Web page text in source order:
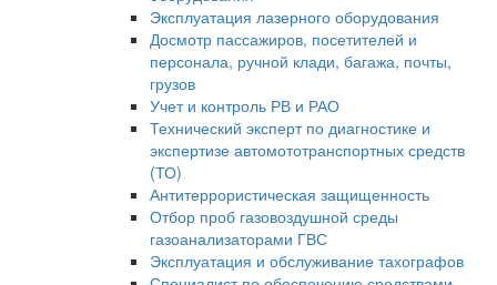
Эксплуатация лазерного оборудования
Досмотр пассажиров, посетителей и
персонала, ручной клади, багажа, почты,
грузов
Учет и контроль РВ и РАО
Технический эксперт по диагностике и
экспертизе автомототранспортных средств
(ТО)
Антитеррористическая защищенность
Отбор проб газовоздушной среды
газоанализаторами ГВС
Эксплуатация и обслуживание тахографов